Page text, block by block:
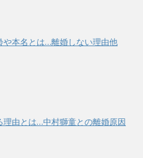
や本名とは…離婚しない理由他
理由とは…中村獅童との離婚原因